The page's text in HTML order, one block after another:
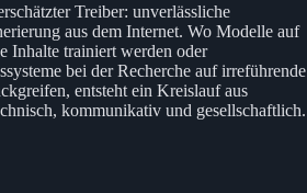
Treiber: unverlässliche
aus dem Internet. Wo Modelle auf
Inhalte trainiert werden oder
bei der Recherche auf irreführende
entsteht ein Kreislauf aus
kommunikativ und gesellschaftlich.